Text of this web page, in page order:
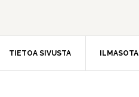
TIETOA SIVUSTA